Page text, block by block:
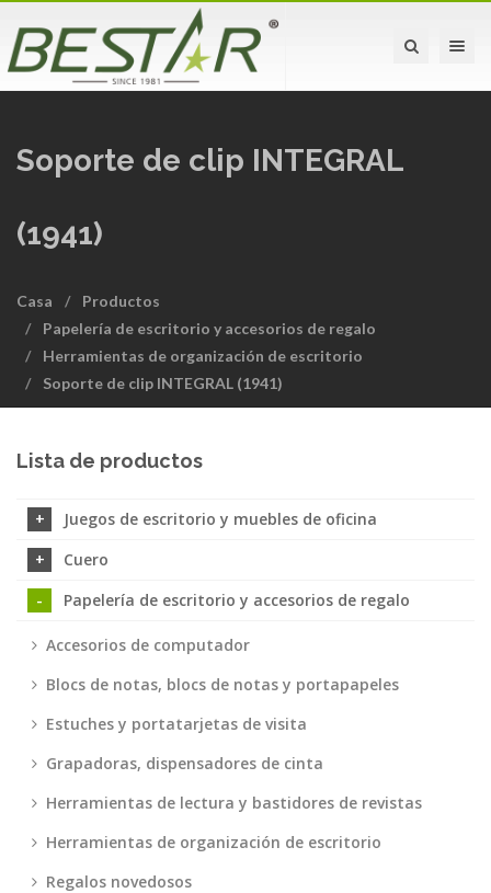
Toggle
Soporte de clip INTEGRAL
(1941)
Casa
Productos
Papelería de escritorio y accesorios de regalo
Herramientas de organización de escritorio
Soporte de clip INTEGRAL (1941)
Lista de productos
Juegos de escritorio y muebles de oficina
Cuero
Papelería de escritorio y accesorios de regalo
Accesorios de computador
Blocs de notas, blocs de notas y portapapeles
Estuches y portatarjetas de visita
Grapadoras, dispensadores de cinta
Herramientas de lectura y bastidores de revistas
Herramientas de organización de escritorio
Regalos novedosos